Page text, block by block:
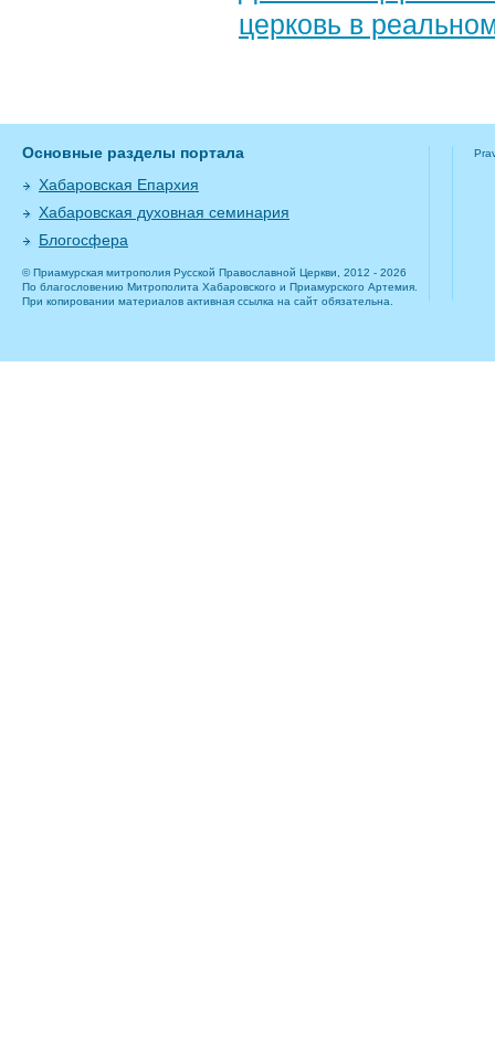
церковь в
Основные разделы портала
Хабаровская Епархия
Хабаровская духовная семинария
Блогосфера
© Приамурская митрополия Русской Православной Церкви, 2012 - 2026
По благословению Митрополита Хабаровского и Приамурского Артемия.
При копировании материалов активная ссылка на сайт обязательна.